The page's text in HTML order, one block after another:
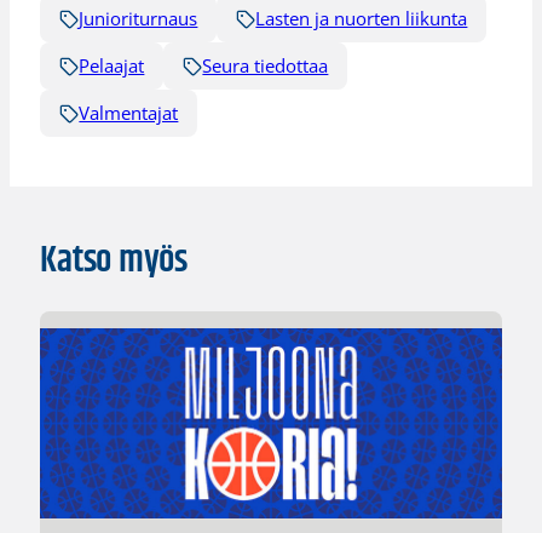
Junioriturnaus
Lasten ja nuorten liikunta
Pelaajat
Seura tiedottaa
Valmentajat
Katso myös